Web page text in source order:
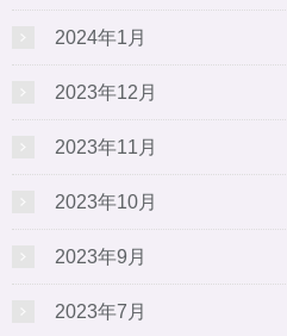
2024年1月
2023年12月
2023年11月
2023年10月
2023年9月
2023年7月